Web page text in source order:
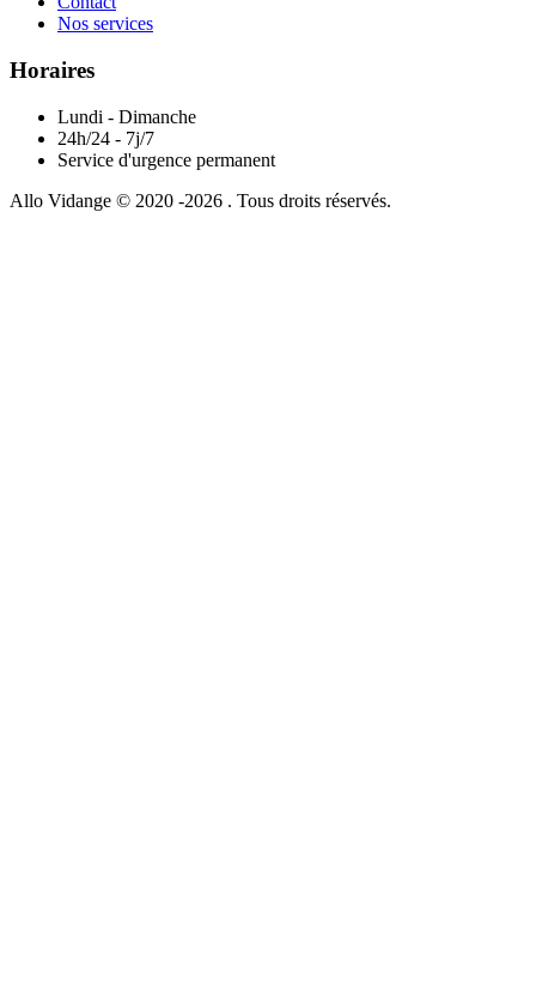
Nos services
Horaires
Lundi - Dimanche
24h/24 - 7j/7
Service d'urgence permanent
Allo Vidange © 2020 -2026 . Tous droits réservés.